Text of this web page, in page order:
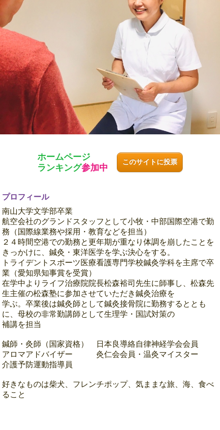
ホームページ
ランキング参加中
このサイトに投票
プロフィール
南山大学文学部卒業
航空会社のグランドスタッフとして小牧・中部国際空港で勤
務（国際線業務や採用・教育などを担当）
２４時間空港での勤務と更年期が重なり体調を崩したことを
きっかけに、鍼灸・東洋医学を学ぶ決心をする。
トライデントスポーツ医療看護専門学校鍼灸学科を主席で卒
業（愛知県知事賞を受賞）
在学中よりライフ治療院院長松森裕司先生に師事し、松森先
生主催の松森塾に参加させていただき鍼灸治療を
学ぶ。卒業後は鍼灸師として鍼灸接骨院に勤務するととも
に、母校の非常勤講師として生理学・国試対策の
補講を担当
鍼師・灸師（国家資格） 日本良導絡自律神経学会会員
アロマアドバイザー 灸仁会会員・温灸マイスター
介護予防運動指導員
好きなものは柴犬、フレンチポップ、気ままな旅、海、食べ
ること